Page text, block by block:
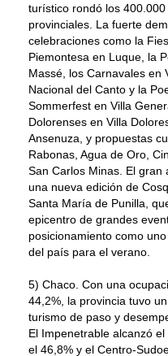
turístico rondó los
provinciales. La fuerte
celebraciones como la
Piemontesa en Luque, la
Massé, los Carnavales en
Nacional del Canto y la
Sommerfest en Villa
Dolorenses en Villa
Ansenuza, y propuestas
Rabonas, Agua de Oro,
San Carlos Minas. El
una nueva edición de
Santa María de Punilla,
epicentro de grandes
posicionamiento como
del país para el verano.
5) Chaco. Con una
44,2%, la provincia tuvo
turismo de paso y
El Impenetrable alcanzó
el 46,8% y el Centro-